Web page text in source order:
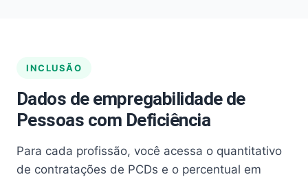
INCLUSÃO
Dados de empregabilidade de
Pessoas com Deficiência
Para cada profissão, você acessa o quantitativo
de contratações de PCDs e o percentual em